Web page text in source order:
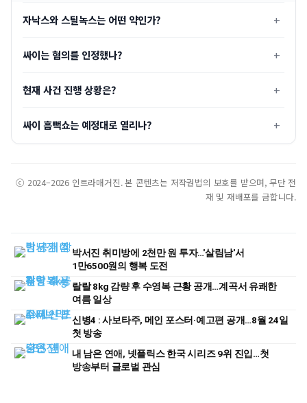
자낙스와 스틸녹스는 어떤 약인가?
싸이는 혐의를 인정했나?
현재 사건 진행 상황은?
싸이 흠뻑쇼는 예정대로 열리나?
ⓒ 2024–2026 인트라매거진. 본 콘텐츠는 저작권법의 보호를 받으며, 무단 전
재 및 재배포를 금합니다.
박서진 취미방에 2천만 원 투자…'살림남'서
1만6500원의 행복 도전
랄랄 8kg 감량 후 수영복 근황 공개…계곡서 유쾌한
여름 일상
신병4 : 사보타주, 메인 포스터·예고편 공개…8월 24일
첫 방송
내 남은 연애, 넷플릭스 한국 시리즈 9위 진입…첫
방송부터 글로벌 관심